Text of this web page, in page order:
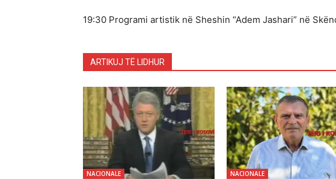
19:30 Programi artistik në Sheshin “Adem Jashari” në
ARTIKUJ TË LIDHUR
NACIONALE NACIONALE